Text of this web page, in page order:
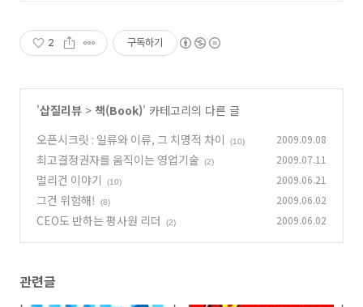
2 구독하기
'삽질리뷰 > 책(Book)' 카테고리의 다른 글
오픈시크릿 : 일류와 이류, 그 치명적 차이
(10) 2009.09.08
최고결정권자를 움직이는 영업기술 (2) 2009.07.11
멀리건 이야기 (10) 2009.06.21
그건 위험해! (8) 2009.06.02
CEO도 반하는 평사원 리더 (2) 2009.06.02
관련글